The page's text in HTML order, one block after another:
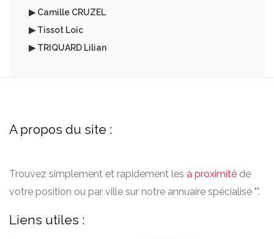
▶ Camille CRUZEL
▶ Tissot Loic
▶ TRIQUARD Lilian
A propos du site :
Trouvez simplement et rapidement les à proximité de
votre position ou par ville sur notre annuaire spécialisé "".
Liens utiles :